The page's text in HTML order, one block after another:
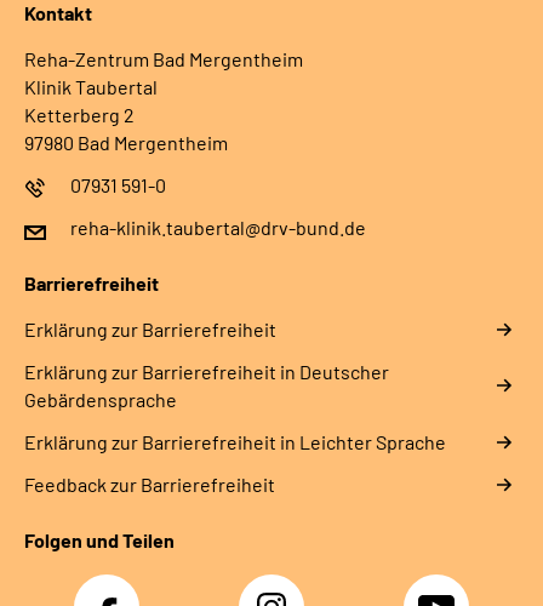
Kontakt
Reha-Zentrum Bad Mergentheim
Klinik Taubertal
Ketterberg 2
97980 Bad Mergentheim
07931 591-0
reha-klinik.taubertal@drv-bund.de
Barrierefreiheit
Erklärung zur Barrierefreiheit
Erklärung zur Barrierefreiheit in Deutscher
Gebärdensprache
Erklärung zur Barrierefreiheit in Leichter Sprache
Feedback zur Barrierefreiheit
Folgen und Teilen
Facebook Instagram YouTube